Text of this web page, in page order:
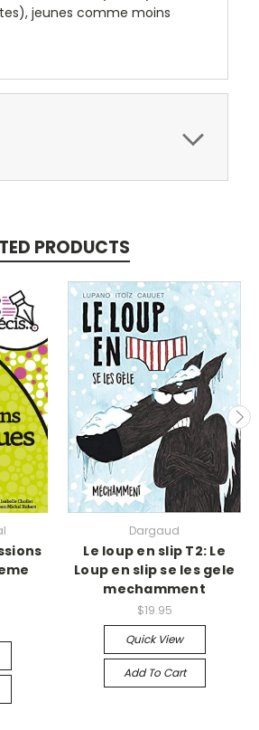
jeunes comme moins
PRODUCTS
Dargaud
Le loup en slip T2: Le
Loup en slip se les gele
mechamment
$19.95
Quick View
Add To Cart